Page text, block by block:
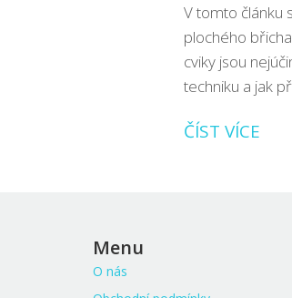
V tomto článku
plochého
cviky jsou
techniku a jak
ČÍST VÍCE
Menu
O nás